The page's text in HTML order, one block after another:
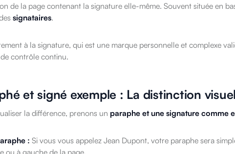
de la page contenant la signature elle-même. Souvent située en
signataires.
à la signature, qui est une marque personnelle et complexe
contrôle continu.
et signé exemple : La distinction
la différence, prenons un paraphe et une signature comme
: Si vous vous appelez Jean Dupont, votre paraphe sera